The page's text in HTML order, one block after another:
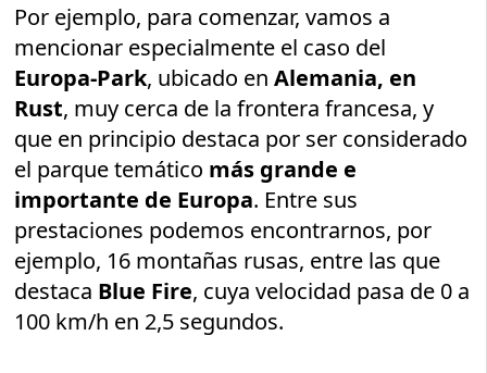
Por ejemplo, para comenzar, vamos a
mencionar especialmente el caso del
Europa-Park, ubicado enAlemania, en
Rust, muy cerca de la frontera francesa, y
que en principio destaca por ser considerado
el parque temático más grande e
importante de Europa. Entre sus
prestaciones podemos encontrarnos, por
ejemplo, 16 montañas rusas, entre las que
destaca Blue Fire, cuya velocidad pasa de 0 a
100 km/h en 2,5 segundos.